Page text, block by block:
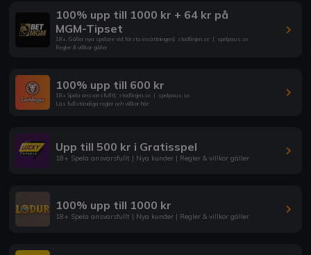
100% upp till 1000 kr + 64 kr på
MGM-Tipset
18+. Gäller nya spelare vid första insättningen| stodlinjen.se | spelpaus.se
Regler & villkor gäller
100% upp till 600 kr
18+ Spela ansvarsfullt| stodlinjen.se | spelpaus.se
Läs fullständiga regler och villkor här
Upp till 500 kr i Gratisspel
18+ Spela ansvarsfullt | Nya kunder | Regler & villkor gäller
100% upp till 1000 kr
18+ Spela ansvarsfullt | Nya kunder | Regler & villkor gäller